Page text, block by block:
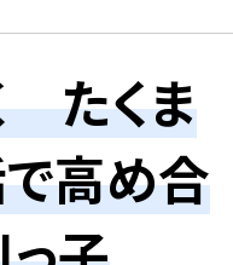
たくま
高め合